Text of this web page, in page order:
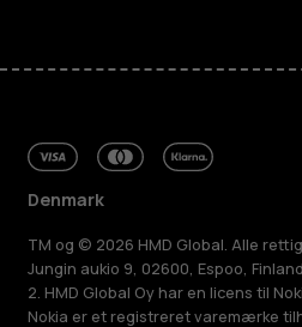
Denmark
TM og © 2026 HMD Global. Alle
Jungin aukio 9, 02600, Espoo,
2. HMD Global Oy har en licens til
Nokia er et registreret varemærke